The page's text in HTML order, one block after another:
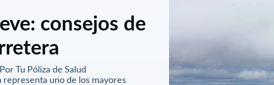
consejos de
Por Tu Póliza de Salud
uno de los mayores